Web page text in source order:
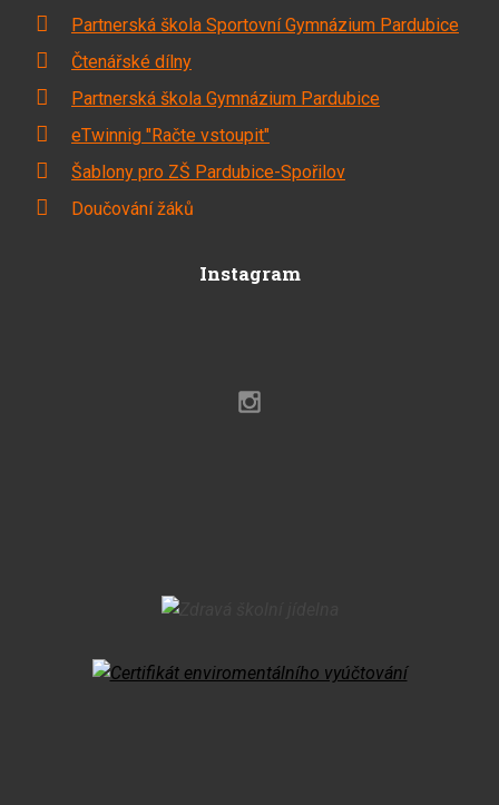
Partnerská škola Sportovní Gymnázium Pardubice
Čtenářské dílny
Partnerská škola Gymnázium Pardubice
eTwinnig "Račte vstoupit"
Šablony pro ZŠ Pardubice-Spořilov
Doučování žáků
Instagram